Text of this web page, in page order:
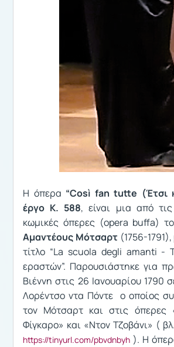
Η όπερα “Così fan tutte (Έτσι
έργο K. 588, είναι μια από
κωμικές όπερες (opera buffa)
Αμαντέους Μότσαρτ (1756-
τίτλο “La scuola degli amanti -
εραστών”. Παρουσιάστηκε για
Βιέννη στις 26 Ιανουαρίου 1790
Λορέντσο ντα Πόντε ο οποίος
τον Μότσαρτ και στις όπερες
Φίγκαρο» και «Ντον Τζοβάνι» (
https://tinyurl.com/pbvdnbyh ). Η